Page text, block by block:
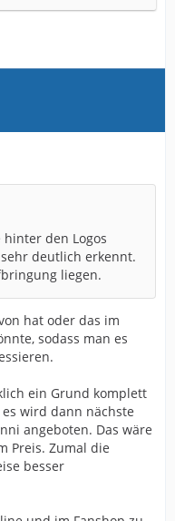
den Logos
deutlich erkennt.
liegen.
hat oder das im
sodass man es
ein Grund komplett
wird dann nächste
angeboten. Das wäre
Preis. Zumal die
besser